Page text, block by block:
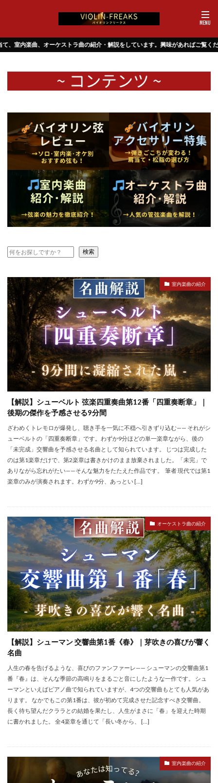
ケストラ曲の紹介・解説をしています。興味があればご覧ください！
検索
室内楽曲の紹介
【解説】シューベルト 弦楽四重奏曲第12番「四重奏断章」｜
後期の傑作を予感させる9分間
ざわめくトレモロが爆発し、聴き手を一気に不穏へ引きずり込む—— それがシ
ューベルトの「四重奏断章」です。わずか9分ほどの単一楽章ながら、後の
「未完成」交響曲を予感させる名曲として知られています。 じつは完成した
のは第1楽章だけで、第2楽章は書きかけのまま放棄されました。「未完」で
ありながら忘れがたい——そんな魅力をたたえた作品です。 筆者 現代では第1
楽章のみが演奏されます。わずか9分、あっとい […]
オーケストラ曲の紹介
【解説】シューマン 交響曲第1番《春》｜芽吹きの喜びが響く
名曲
人生の春を告げるような、喜びのファンファーレ—— シューマンの交響曲第1
番『春』は、そんな季節の高鳴りをまるごと音にしたような一作です。 シュ
ーマンといえばピアノ曲で知られていますが、4つの交響曲もとても人気があ
ります。 なかでもこの第1番は、彼が初めて完成させた記念すべき交響曲。
長く待ち望んだクララとの結婚を果たし、人生がまさに「春」を迎えた時期
に書かれました。 全4楽章を通じて「長い冬から、 […]
室内楽曲の紹介